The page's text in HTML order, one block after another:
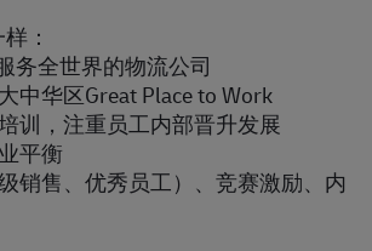
：
务全世界的物流公司
中华区Great Place to Work
训，注重员工内部晋升发展
平衡
销售、优秀员工）、竞赛激励、内